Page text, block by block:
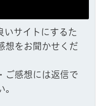
いサイトにするた
想をお聞かせくだ
ご感想には返信で